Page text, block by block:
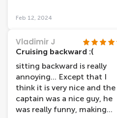
and the comentry was good
Feb 12, 2024
Vladimir J
Cruising backward :(
sitting backward is really
annoying... Except that I
think it is very nice and the
captain was a nice guy, he
was really funny, making